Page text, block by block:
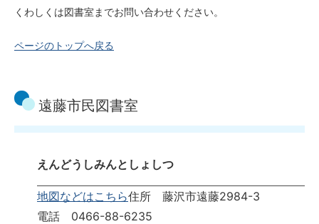
くわしくは図書室までお問い合わせください。
ページのトップへ戻る
遠藤市民図書室
えんどうしみんとしょしつ
地図などはこちら住所 藤沢市遠藤2984-3
電話 0466-88-6235